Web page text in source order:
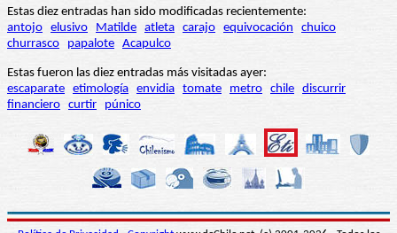
Estas diez entradas han sido modificadas recientemente:
antojo elusivo Matilde atleta carajo equivocación
chuico
churrasco
papalote Acapulco
Estas fueron las diez entradas más visitadas ayer:
escaparate etimología envidia tomate metro chile discurrir
financiero curtir púnico